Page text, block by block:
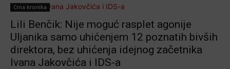
Crna kronika
Lili Benčik: Nije moguć rasplet agonije
Uljanika samo uhićenjem 12 poznatih bivših
direktora, bez uhićenja idejnog začetnika
Ivana Jakovčića i IDS-a